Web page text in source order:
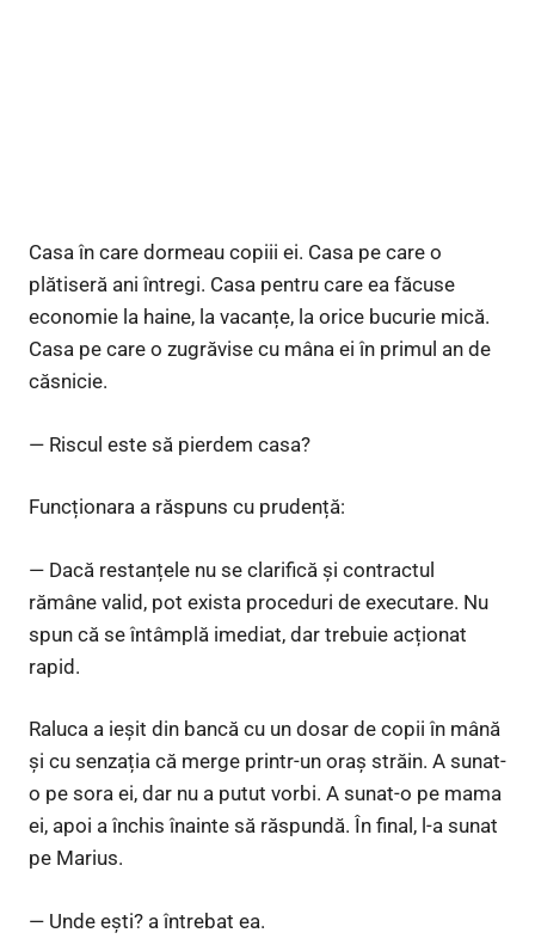
Casa în care dormeau copiii ei. Casa pe care o
plătiseră ani întregi. Casa pentru care ea făcuse
economie la haine, la vacanțe, la orice bucurie mică.
Casa pe care o zugrăvise cu mâna ei în primul an de
căsnicie.
— Riscul este să pierdem casa?
Funcționara a răspuns cu prudență:
— Dacă restanțele nu se clarifică și contractul
rămâne valid, pot exista proceduri de executare. Nu
spun că se întâmplă imediat, dar trebuie acționat
rapid.
Raluca a ieșit din bancă cu un dosar de copii în mână
și cu senzația că merge printr-un oraș străin. A sunat-
o pe sora ei, dar nu a putut vorbi. A sunat-o pe mama
ei, apoi a închis înainte să răspundă. În final, l-a sunat
pe Marius.
— Unde ești? a întrebat ea.